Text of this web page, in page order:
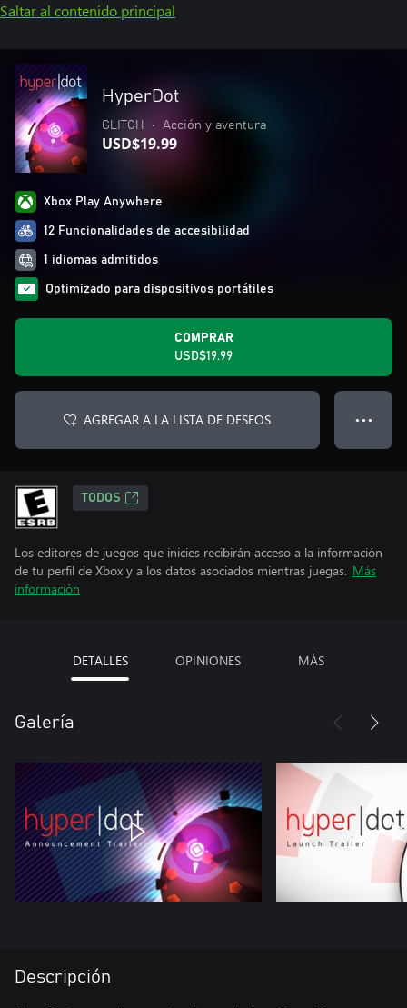
Saltar al contenido principal
HyperDot
GLITCH • Acción y aventura
USD$19.99
Xbox Play Anywhere
12 Funcionalidades de accesibilidad
1 idiomas admitidos
Optimizado para dispositivos portátiles
COMPRAR
USD$19.99
AGREGAR A LA LISTA DE DESEOS ● ● ●
TODOS
Los editores de juegos que inicies recibirán acceso a la información
de tu perfil de Xbox y a los datos asociados mientras juegas. Más
información
DETALLES OPINIONES MÁS
Galería
Descripción